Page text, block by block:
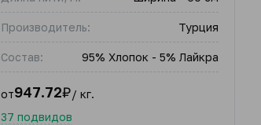
Производитель: Турция
Состав: 95% Хлопок - 5% Лайкра
от947.72₽/ кг.
37 подвидов